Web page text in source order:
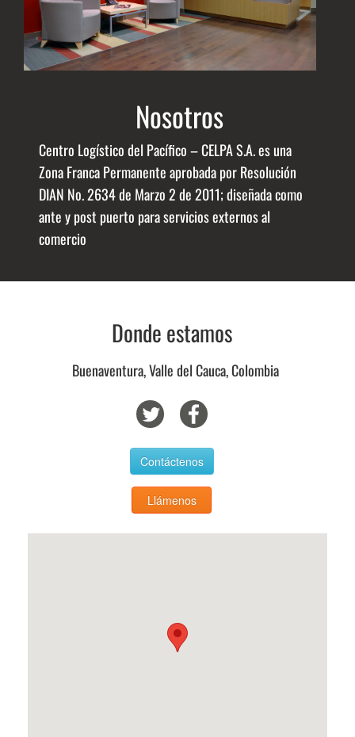
Nosotros
Centro Logístico del Pacífico – CELPA S.A. es una
Zona Franca Permanente aprobada por Resolución
DIAN No. 2634 de Marzo 2 de 2011; diseñada como
ante y post puerto para servicios externos al
comercio
Donde estamos
Buenaventura, Valle del Cauca, Colombia
Contáctenos
Llámenos